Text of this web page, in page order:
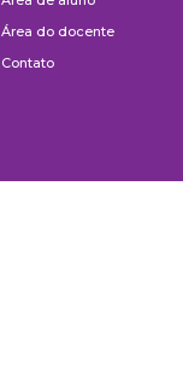
Área do docente
Contato